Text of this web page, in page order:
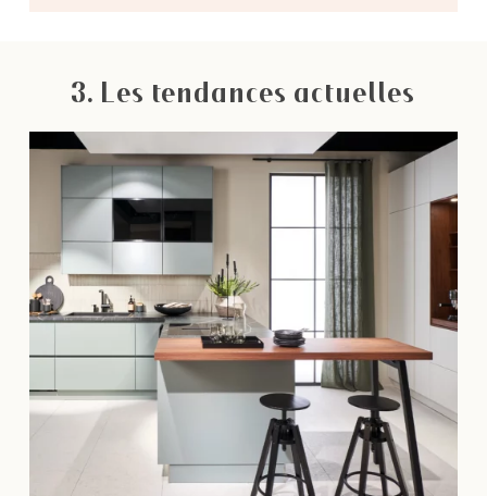
3. Les tendances actuelles